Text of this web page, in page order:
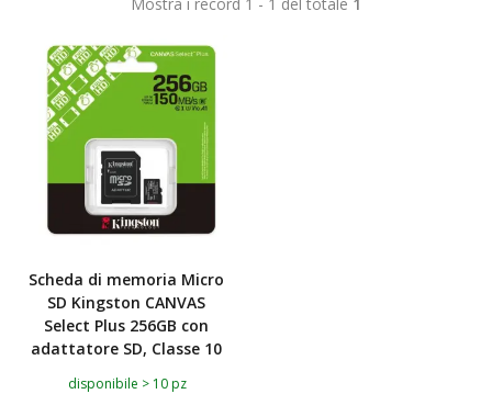
Scheda di memoria Micro
SD Kingston CANVAS
Select Plus 256GB con
adattatore SD, Classe 10
disponibile > 10 pz